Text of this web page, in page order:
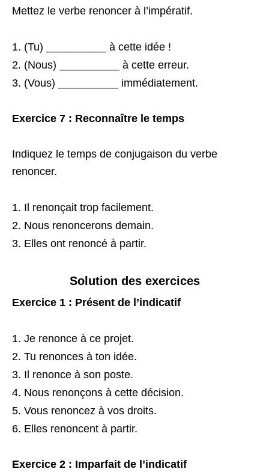
Mettez le verbe renoncer à l’impératif.
(Tu) __________ à cette idée !
(Nous) __________ à cette erreur.
(Vous) __________ immédiatement.
Exercice 7 : Reconnaître le temps
Indiquez le temps de conjugaison du verbe
renoncer.
Il renonçait trop facilement.
Nous renoncerons demain.
Elles ont renoncé à partir.
Solution des exercices
Exercice 1 : Présent de l’indicatif
Je renonce à ce projet.
Tu renonces à ton idée.
Il renonce à son poste.
Nous renonçons à cette décision.
Vous renoncez à vos droits.
Elles renoncent à partir.
Exercice 2 : Imparfait de l’indicatif